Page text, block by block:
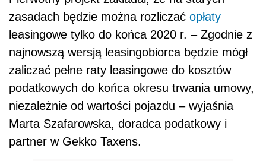
zasadach będzie można rozliczać opłaty
leasingowe tylko do końca 2020 r. – Zgodnie z
najnowszą wersją leasingobiorca będzie mógł
zaliczać pełne raty leasingowe do kosztów
podatkowych do końca okresu trwania umowy,
niezależnie od wartości pojazdu – wyjaśnia
Marta Szafarowska, doradca podatkowy i
partner w Gekko Taxens.